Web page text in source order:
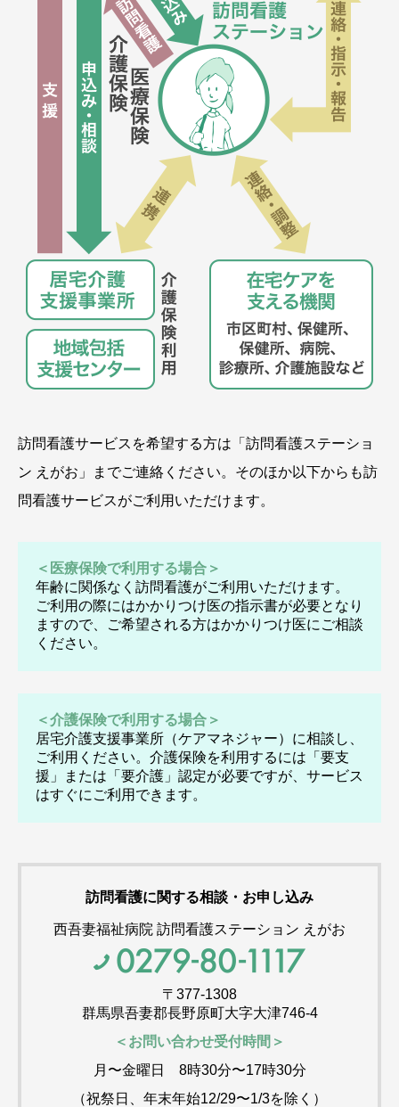
訪問看護サービスを希望する方は「訪問看護ステーショ
ン えがお」までご連絡ください。そのほか以下からも訪
問看護サービスがご利用いただけます。
＜医療保険で利用する場合＞
年齢に関係なく訪問看護がご利用いただけます。
ご利用の際にはかかりつけ医の指示書が必要となり
ますので、ご希望される方はかかりつけ医にご相談
ください。
＜介護保険で利用する場合＞
居宅介護支援事業所（ケアマネジャー）に相談し、
ご利用ください。介護保険を利用するには「要支
援」または「要介護」認定が必要ですが、サービス
はすぐにご利用できます。
訪問看護に関する相談・お申し込み
西吾妻福祉病院 訪問看護ステーション えがお
〒377-1308
群馬県吾妻郡長野原町大字大津746-4
＜お問い合わせ受付時間＞
月〜金曜日 8時30分〜17時30分
（祝祭日、年末年始12/29〜1/3を除く）